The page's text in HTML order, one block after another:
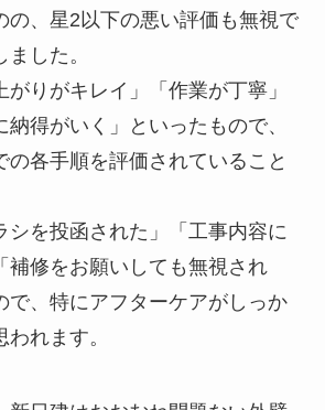
の、星2以下の悪い評価も無視で
した。
がりがキレイ」「作業が丁寧」
納得がいく」といったもので、
の各手順を評価されていること
シを投函された」「工事内容に
補修をお願いしても無視され
で、特にアフターケアがしっか
れます。